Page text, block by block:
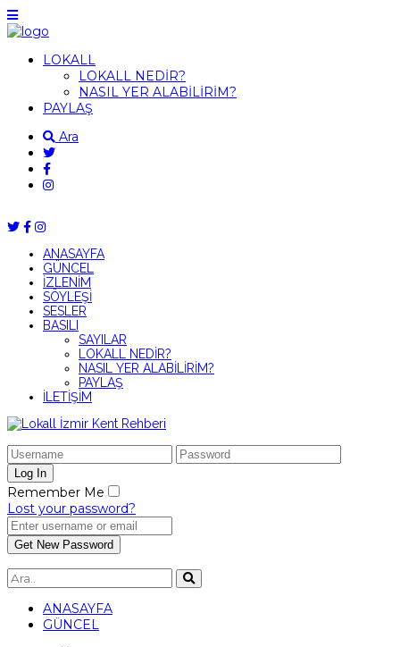
LOKALL
LOKALL NEDİR?
NASIL YER ALABİLİRİM?
PAYLAŞ
Ara
ANASAYFA
GÜNCEL
İZLENİM
SÖYLEŞİ
SESLER
BASILI
SAYILAR
LOKALL NEDİR?
NASIL YER ALABİLİRİM?
PAYLAŞ
İLETİŞİM
Remember Me
Lost your password?
ANASAYFA
GÜNCEL